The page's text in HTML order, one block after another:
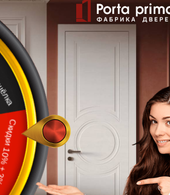
Тиволи А-1
Дуб шампань